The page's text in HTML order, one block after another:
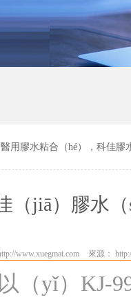
醫用膠水粘合（hé），科佳膠
（jiā）膠水
www.xuegmat.com
來源：
（yǐ）KJ-